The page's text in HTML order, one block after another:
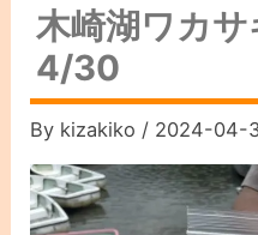
木崎湖ワカ
4/30
By kizakiko / 2024-04-